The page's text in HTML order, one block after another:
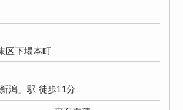
区下場本町
潟」駅 徒歩11分